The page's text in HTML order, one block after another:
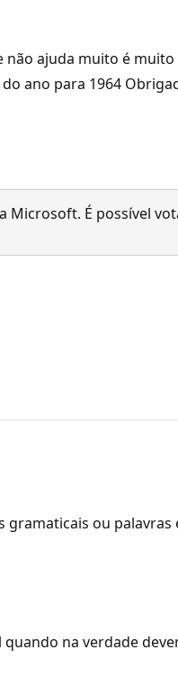
ajuda muito é
ano para 1964
É possível
ou palavras
na verdade